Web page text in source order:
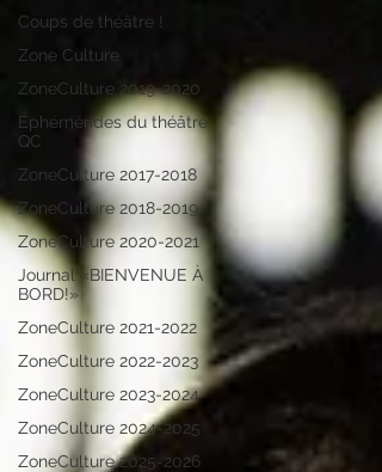
Coups de théâtre !
Zone Culture
ZoneCulture 2019-2020
Éphémérides du théâtre
QC
ZoneCulture 2017-2018
ZoneCulture 2018-2019
ZoneCulture 2020-2021
Journal «BIENVENUE À
BORD!»
ZoneCulture 2021-2022
ZoneCulture 2022-2023
ZoneCulture 2023-2024
ZoneCulture 2024-2025
ZoneCulture 2025-2026